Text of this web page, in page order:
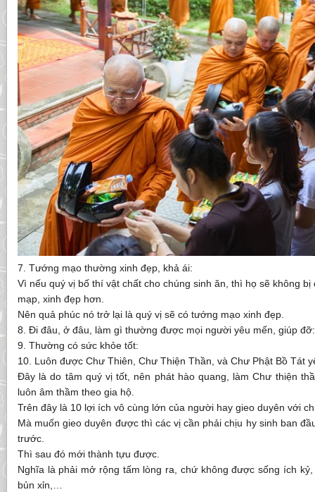
7. Tướng mạo thường xinh đẹp, khả ái:
Vì nếu quý vị bố thí vật chất cho chúng sinh ăn, thì họ sẽ không
mạp, xinh đẹp hơn.
Nên quả phúc nó trở lại là quý vị sẽ có tướng mạo xinh đẹp.
8. Đi đâu, ở đâu, làm gì thường được mọi người yêu mến, giúp đỡ:
9. Thường có sức khỏe tốt:
10. Luôn được Chư Thiên, Chư Thiện Thần, và Chư Phật Bồ Tát
Đây là do tâm quý vị tốt, nên phát hào quang, làm Chư thiện
luôn âm thầm theo gia hộ.
Trên đây là 10 lợi ích vô cùng lớn của người hay gieo duyên với
Mà muốn gieo duyên được thì các vị cần phải chịu hy sinh ban
trước.
Thì sau đó mới thành tựu được.
Nghĩa là phải mở rộng tấm lòng ra, chứ không được sống ích
bủn xỉn,…